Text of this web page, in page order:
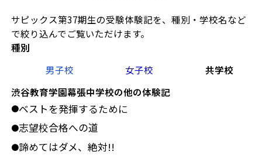
サピックス第37期生の受験体験記を、種別・学校名など
で絞り込んでご覧いただけます。
種別
男子校
女子校
共学校
渋谷教育学園幕張中学校の他の体験記
●ベストを発揮するために
●志望校合格への道
●諦めてはダメ、絶対!!